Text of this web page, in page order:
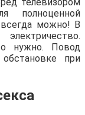
полноценной
можно! В
нужно. Повод
при